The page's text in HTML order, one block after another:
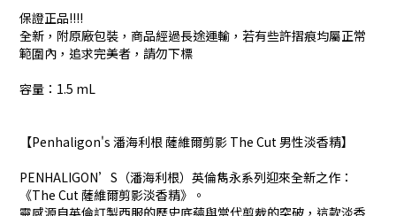
保證正品!!!!
全新，附原廠包裝，商品經過長途運輸，若有些許摺痕均屬正常
範圍內，追求完美者，請勿下標
容量：1.5 mL
【Penhaligon's 潘海利根 薩維爾剪影 The Cut 男性淡香精】
PENHALIGON’S（潘海利根）英倫雋永系列迎來全新之作：
《The Cut 薩維爾剪影淡香精》。
靈感源自英倫訂製西服的歷史底蘊與當代剪裁的突破，這款淡香